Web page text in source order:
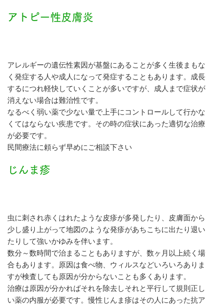
アトピー性皮膚炎
アレルギーの遺伝性素因が基盤にあることが多く生後まもな
く発症する人や成人になって発症することもあります。成長
するにつれ軽快していくことが多いですが、成人まで症状が
消えない場合は難治性です。
なるべく弱い薬で少ない量で上手にコントロールして行かな
くてはならない疾患です。その時の症状にあった適切な治療
が必要です。
民間療法に頼らず早めにご相談下さい
じんま疹
虫に刺され赤くはれたような皮疹が多発したり、皮膚面から
少し盛り上がって地図のような発疹があちこちに出たり退い
たりして強いかゆみを伴います。
数分～数時間で治まることもありますが、数ヶ月以上続く場
合もあります。原因は食べ物、ウィルスなどいろいろありま
すが検査しても原因が分からないことも多くあります。
治療は原因が分かればそれを除去しそれと平行して規則正し
い薬の内服が必要です。慢性じんま疹はその人にあった抗ア